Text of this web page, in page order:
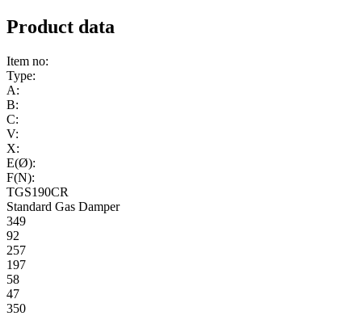
Product data
Item no:
Type:
A:
B:
C:
V:
X:
E(Ø):
F(N):
TGS190CR
Standard Gas Damper
349
92
257
197
58
47
350